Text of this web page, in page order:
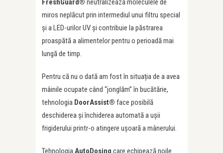
FreshGuard® neutralizează moleculele de
miros neplăcut prin intermediul unui filtru special
și a LED-urilor UV și contribuie la păstrarea
proaspătă a alimentelor pentru o perioadă mai
lungă de timp.
Pentru că nu o dată am fost în situația de a avea
mâinile ocupate când “jonglăm” în bucătărie,
tehnologia DoorAssist® face posibilă
deschiderea şi închiderea automată a ușii
frigiderului printr-o atingere ușoară a mânerului.